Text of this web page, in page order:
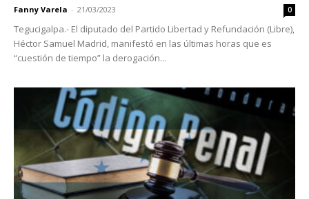
Fanny Varela - 21/03/2023 0
Tegucigalpa.- El diputado del Partido Libertad y Refundación (Libre),
Héctor Samuel Madrid, manifestó en las últimas horas que es
“cuestión de tiempo” la derogación...